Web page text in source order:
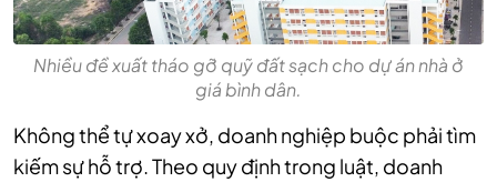
Nhiều đề xuất tháo gỡ quỹ đất sạch cho dự án nhà ở
giá bình dân.
Không thể tự xoay xở, doanh nghiệp buộc phải tìm
kiếm sự hỗ trợ. Theo quy định trong luật, doanh